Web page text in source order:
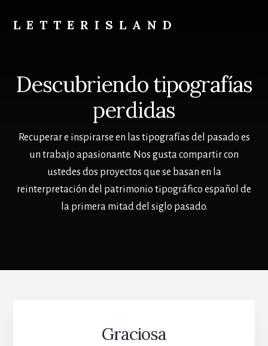
content
LETTERISLAND
Descubriendo tipografías
perdidas
Recuperar e inspirarse en las tipografías del pasado es
un trabajo apasionante. Nos gusta compartir con
ustedes dos proyectos que se basan en la
reinterpretación del patrimonio tipográfico español de
la primera mitad del siglo pasado.
Graciosa